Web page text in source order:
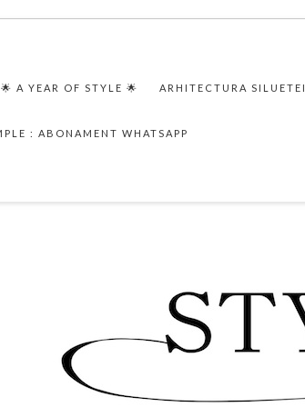
A YEAR OF STYLE 🌟 ARHITECTURA SILUETEI
: ABONAMENT WHATSAPP